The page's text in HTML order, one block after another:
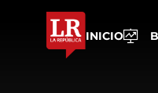
INICIO